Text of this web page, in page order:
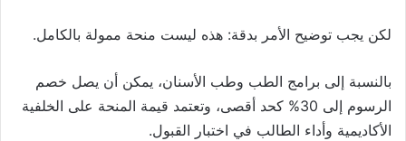
لكن يجب توضيح الأمر بدقة: هذه ليست منحة ممولة بالكامل.
بالنسبة إلى برامج الطب وطب الأسنان، يمكن أن يصل خصم
الرسوم إلى 30% كحد أقصى، وتعتمد قيمة المنحة على الخلفية
الأكاديمية وأداء الطالب في اختبار القبول.